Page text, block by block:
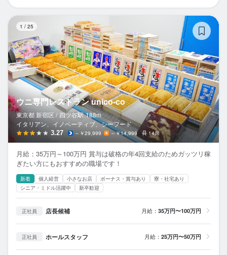
1 / 25
ウニ専門レストラン unico-co
東京都 新宿区 / 四ツ谷駅 188m
イタリアン、イノベーティブ、シーフード
3.27 ～￥29,999 ～￥14,999 14席
月給：35万円～100万円 賞与は破格の年4回支給のためガッツリ稼
ぎたい方にもおすすめの職場です！
新着 個人経営 小さなお店 ボーナス・賞与あり
寮・社宅あり
シニア・ミドル活躍中
新卒歓迎
正社員 店長候補 月給： 35万円〜100万円
正社員 ホールスタッフ 月給： 25万円〜50万円